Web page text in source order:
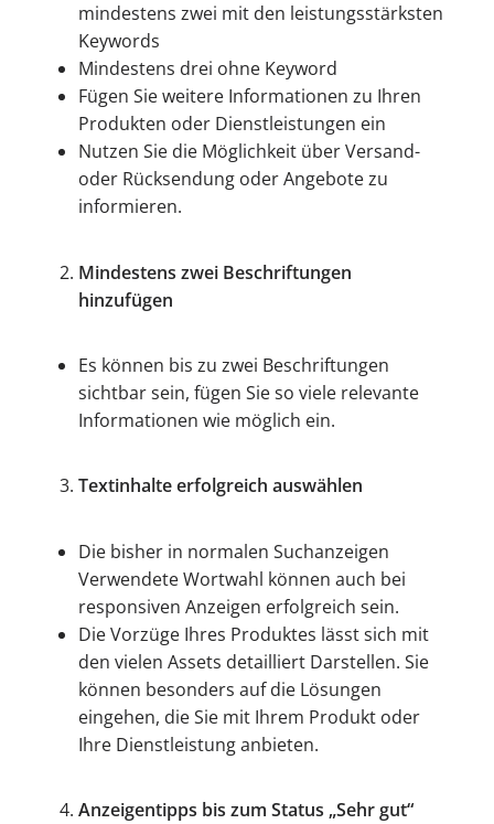
mindestens zwei mit den leistungsstärksten
Keywords
Mindestens drei ohne Keyword
Fügen Sie weitere Informationen zu Ihren
Produkten oder Dienstleistungen ein
Nutzen Sie die Möglichkeit über Versand-
oder Rücksendung oder Angebote zu
informieren.
Mindestens zwei Beschriftungen
hinzufügen
Es können bis zu zwei Beschriftungen
sichtbar sein, fügen Sie so viele relevante
Informationen wie möglich ein.
Textinhalte erfolgreich auswählen
Die bisher in normalen Suchanzeigen
Verwendete Wortwahl können auch bei
responsiven Anzeigen erfolgreich sein.
Die Vorzüge Ihres Produktes lässt sich mit
den vielen Assets detailliert Darstellen. Sie
können besonders auf die Lösungen
eingehen, die Sie mit Ihrem Produkt oder
Ihre Dienstleistung anbieten.
Anzeigentipps bis zum Status „Sehr gut“